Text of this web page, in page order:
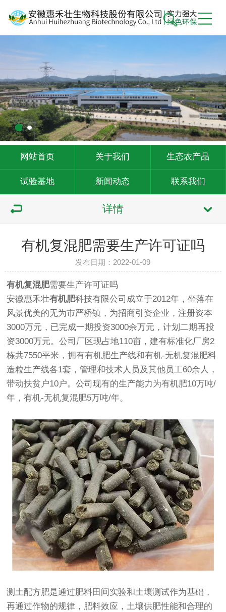
网站首页 关于我们 生态农产品
试验基地 新闻动态 联系我们
详情
有机复混肥需要生产许可证吗
发布日期：2022-01-09
有机复混肥需要生产许可证吗
安徽惠禾壮有机肥科技有限公司成立于2012年，坐落在
风景优美的无为市严桥镇，为招商引资企业，注册资本
3000万元，已完成一期投资3000余万元，计划二期再投
资3000万元。公司厂区现占地110亩，建有标准化厂房2
栋共7550平米，拥有有机肥生产线和有机-无机复混肥料
造粒生产线各1套，管理和技术人员及其他员工60余人，
带动扶贫户10户。公司现有的生产能力为有机肥10万吨/
年，有机-无机复混肥5万吨/年。
测土配方肥是通过肥料田间实验和土壤测试作为基础，
再通过作物的规律，肥料效应，土壤供肥性能和合理的